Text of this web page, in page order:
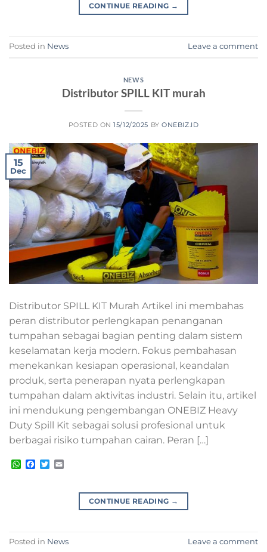
CONTINUE READING →
Posted in News Leave a comment
NEWS
Distributor SPILL KIT murah
POSTED ON15/12/2025 BYONEBIZ.ID
15
Dec
Distributor SPILL KIT Murah Artikel ini membahas
peran distributor perlengkapan penanganan
tumpahan sebagai bagian penting dalam sistem
keselamatan kerja modern. Fokus pembahasan
menekankan kesiapan operasional, keandalan
produk, serta penerapan nyata perlengkapan
tumpahan dalam aktivitas industri. Selain itu, artikel
ini mendukung pengembangan ONEBIZ Heavy
Duty Spill Kit sebagai solusi profesional untuk
berbagai risiko tumpahan cairan. Peran […]
WhatsApp
Facebook
Twitter
CONTINUE READING →
Posted in News Leave a comment